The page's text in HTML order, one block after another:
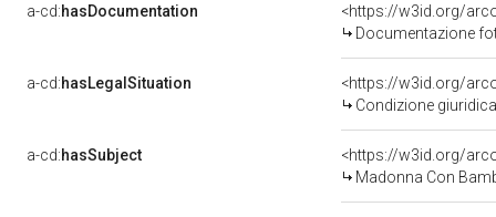
a-cd:hasDocumentation
Documentazione
a-cd:hasLegalSituation
Condizione
a-cd:hasSubject
<https://w3id.org/
Madonna Con